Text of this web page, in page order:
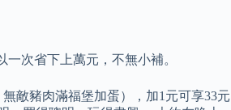
次省下上萬元，不無小補。
敵豬肉滿福堡加蛋），加1元可享33元